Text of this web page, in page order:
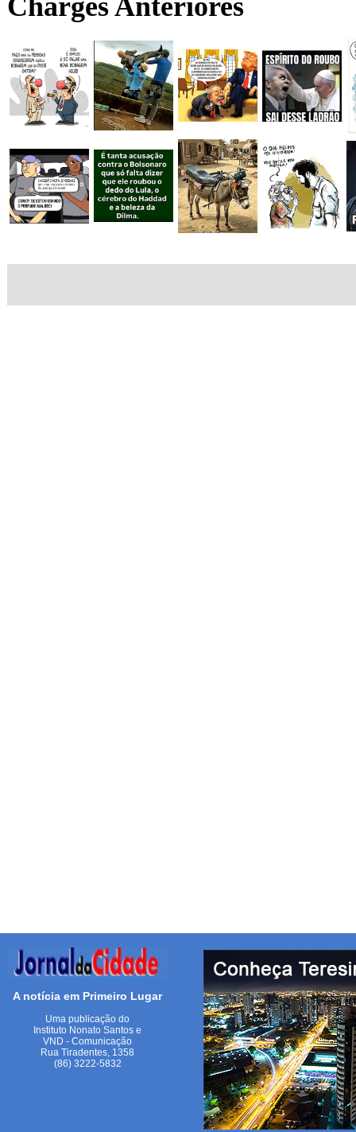
Charges Anteriores
A notícia em Primeiro Lugar
Uma publicação do
Instituto Nonato Santos e
VND - Comunicação
Rua Tiradentes, 1358
(86) 3222-5832